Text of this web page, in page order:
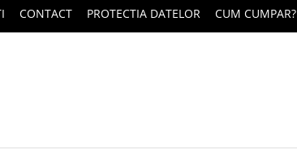
CONTACT PROTECTIA DATELOR CUM CUMPAR?